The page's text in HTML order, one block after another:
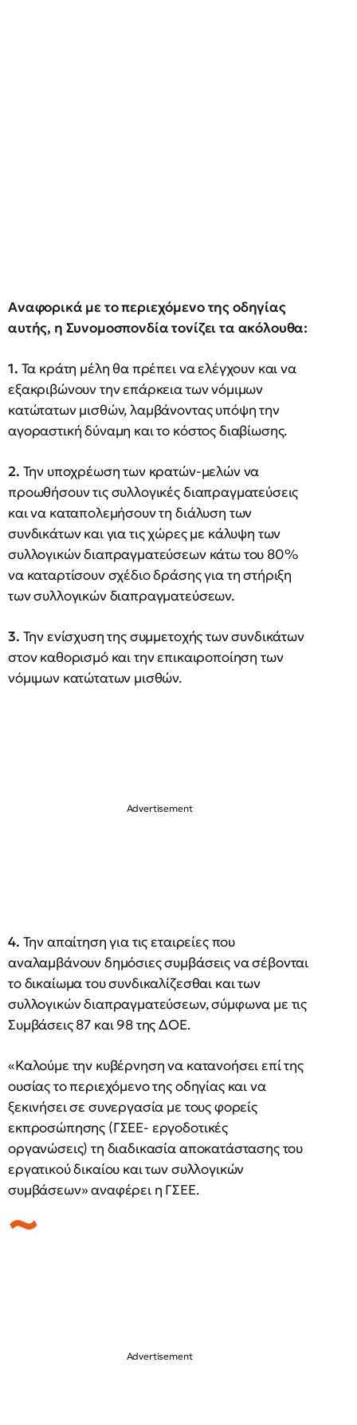
Αναφορικά με το περιεχόμενο της οδηγίας
αυτής, η Συνομοσπονδία τονίζει τα ακόλουθα:
1. Τα κράτη μέλη θα πρέπει να ελέγχουν και να
εξακριβώνουν την επάρκεια των νόμιμων
κατώτατων μισθών, λαμβάνοντας υπόψη την
αγοραστική δύναμη και το κόστος διαβίωσης.
2. Την υποχρέωση των κρατών-μελών να
προωθήσουν τις συλλογικές διαπραγματεύσεις
και να καταπολεμήσουν τη διάλυση των
συνδικάτων και για τις χώρες με κάλυψη των
συλλογικών διαπραγματεύσεων κάτω του 80%
να καταρτίσουν σχέδιο δράσης για τη στήριξη
των συλλογικών διαπραγματεύσεων.
3. Την ενίσχυση της συμμετοχής των συνδικάτων
στον καθορισμό και την επικαιροποίηση των
νόμιμων κατώτατων μισθών.
4. Την απαίτηση για τις εταιρείες που
αναλαμβάνουν δημόσιες συμβάσεις να σέβονται
το δικαίωμα του συνδικαλίζεσθαι και των
συλλογικών διαπραγματεύσεων, σύμφωνα με τις
Συμβάσεις 87 και 98 της ΔΟΕ.
«Καλούμε την κυβέρνηση να κατανοήσει επί της
ουσίας το περιεχόμενο της οδηγίας και να
ξεκινήσει σε συνεργασία με τους φορείς
εκπροσώπησης (ΓΣΕΕ- εργοδοτικές
οργανώσεις) τη διαδικασία αποκατάστασης του
εργατικού δικαίου και των συλλογικών
συμβάσεων» αναφέρει η ΓΣΕΕ.